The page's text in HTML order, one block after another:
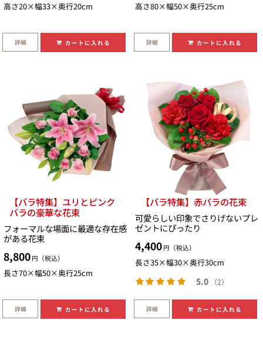
高さ20×幅33×奥行20cm
詳細 カートに入れる
高さ80×幅50×奥行25cm
詳細 カートに入れる
【バラ特集】ユリとピンク
バラの豪華な花束
フォーマルな場面に最適な存在感
がある花束
8,800 円（税込）
長さ70×幅50×奥行25cm
詳細 カートに入れる
【バラ特集】赤バラの花束
可愛らしい印象でさりげないプレ
ゼントにぴったり
4,400 円（税込）
長さ35×幅30×奥行30cm
5.0 （2）
詳細 カートに入れる